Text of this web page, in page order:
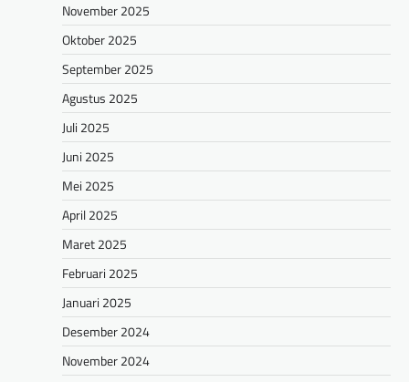
November 2025
Oktober 2025
September 2025
Agustus 2025
Juli 2025
Juni 2025
Mei 2025
April 2025
Maret 2025
Februari 2025
Januari 2025
Desember 2024
November 2024